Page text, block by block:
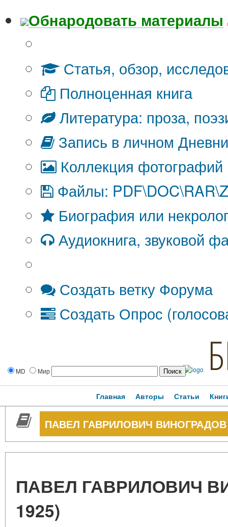
Обнародовать материалы
Статья, обзор,
Полноценная книга
Литература: проза,
Запись в личном
Коллекция фотографий
Файлы:
Биография или
Аудиокнига, звуковой
Создать ветку Форума
Создать Опрос
MD Мир
Главная Авторы Статьи
ПАВЕЛ ГАВРИЛОВИЧ ВИНОГРАДОВ
ПАВЕЛ ГАВРИЛОВИЧ
1925)